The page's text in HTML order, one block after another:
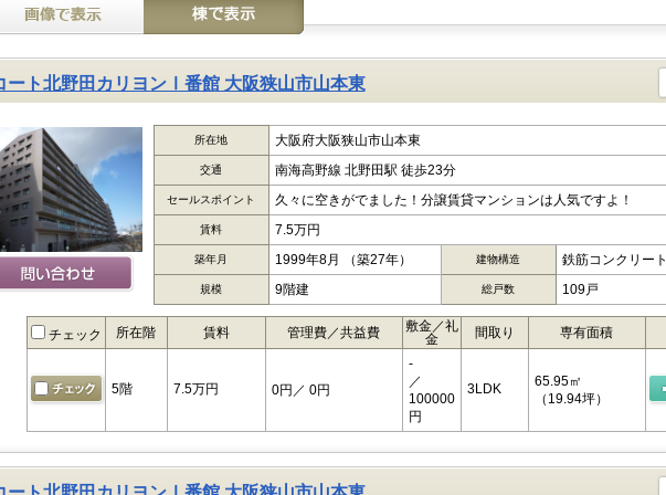
ート北野田カリヨンⅠ番館 大阪狭山市山本東
所在地 大阪府大阪狭山市山本東
交通 南海高野線 北野田駅 徒歩23分
セールスポイント 久々に空きがでました！分譲賃貸マンションは人気ですよ！
賃料 7.5万円
築年月 1999年8月 （築27年） 建物構造 鉄筋コンクリート
規模 9階建 総戸数 109戸
チェック 所在階 賃料 管理費／共益費
敷金／礼
金
間取り 専有面積
5階 7.5万円 0円 ／ 0円
-
／
100000
円
3LDK
65.95㎡
（19.94坪）